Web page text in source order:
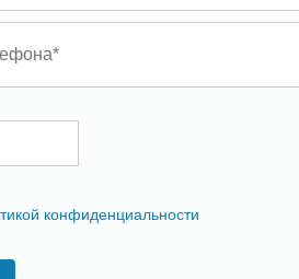
конфиденциальности